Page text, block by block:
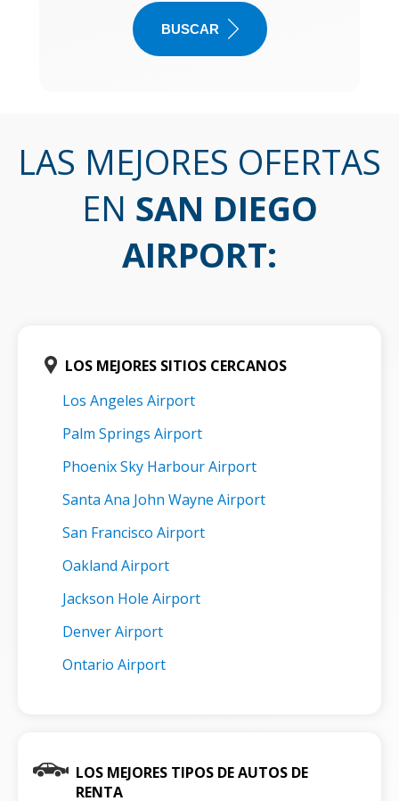
BUSCAR
LAS MEJORES OFERTAS
EN SAN DIEGO
AIRPORT:
LOS MEJORES SITIOS CERCANOS
Los Angeles Airport
Palm Springs Airport
Phoenix Sky Harbour Airport
Santa Ana John Wayne Airport
San Francisco Airport
Oakland Airport
Jackson Hole Airport
Denver Airport
Ontario Airport
LOS MEJORES TIPOS DE AUTOS DE
RENTA